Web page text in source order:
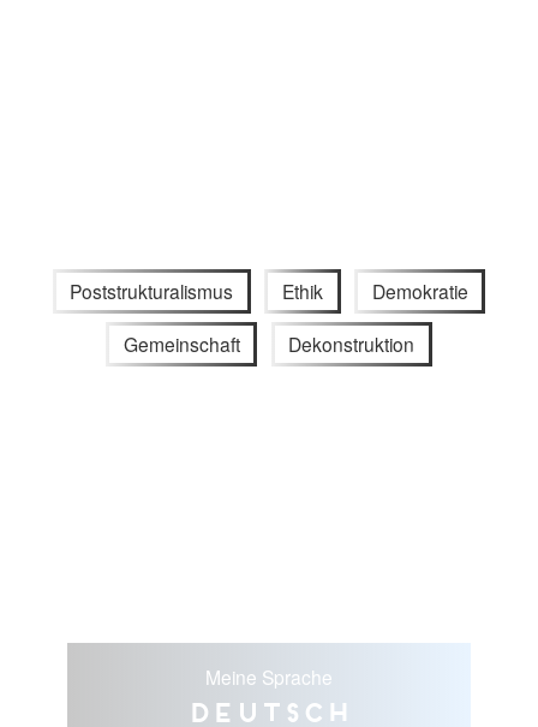
Poststrukturalismus Ethik Demokratie
Gemeinschaft Dekonstruktion
Meine Sprache
Deutsch